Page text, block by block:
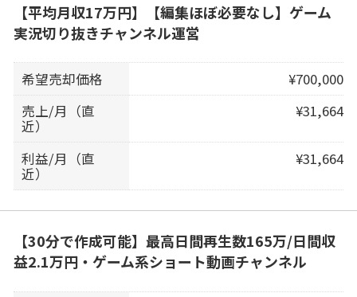
【平均月収17万円】【編集ほぼ必要なし】ゲーム
実況切り抜きチャンネル運営
希望売却価格
¥700,000
売上/月（直
近）
¥31,664
利益/月（直
近）
¥31,664
【30分で作成可能】最高日間再生数165万/日間収
益2.1万円・ゲーム系ショート動画チャンネル